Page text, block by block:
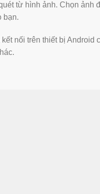
từ hình ảnh. Chọn ảnh
bạn.
nối trên thiết bị Android